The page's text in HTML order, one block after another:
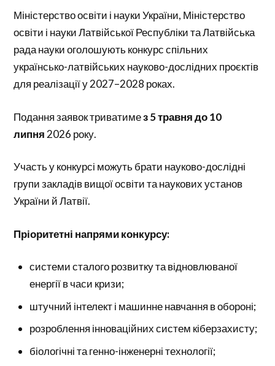
Міністерство освіти і науки України, Міністерство
освіти і науки Латвійської Республіки та Латвійська
рада науки оголошують конкурс спільних
українсько-латвійських науково-дослідних проєктів
для реалізації у 2027–2028 роках.
Подання заявок триватимез 5 травня до 10
липня 2026 року.
Участь у конкурсі можуть брати науково-дослідні
групи закладів вищої освіти та наукових установ
України й Латвії.
Пріоритетні напрями конкурсу:
системи сталого розвитку та відновлюваної
енергії в часи кризи;
штучний інтелект і машинне навчання в обороні;
розроблення інноваційних систем кіберзахисту;
біологічні та генно-інженерні технології;